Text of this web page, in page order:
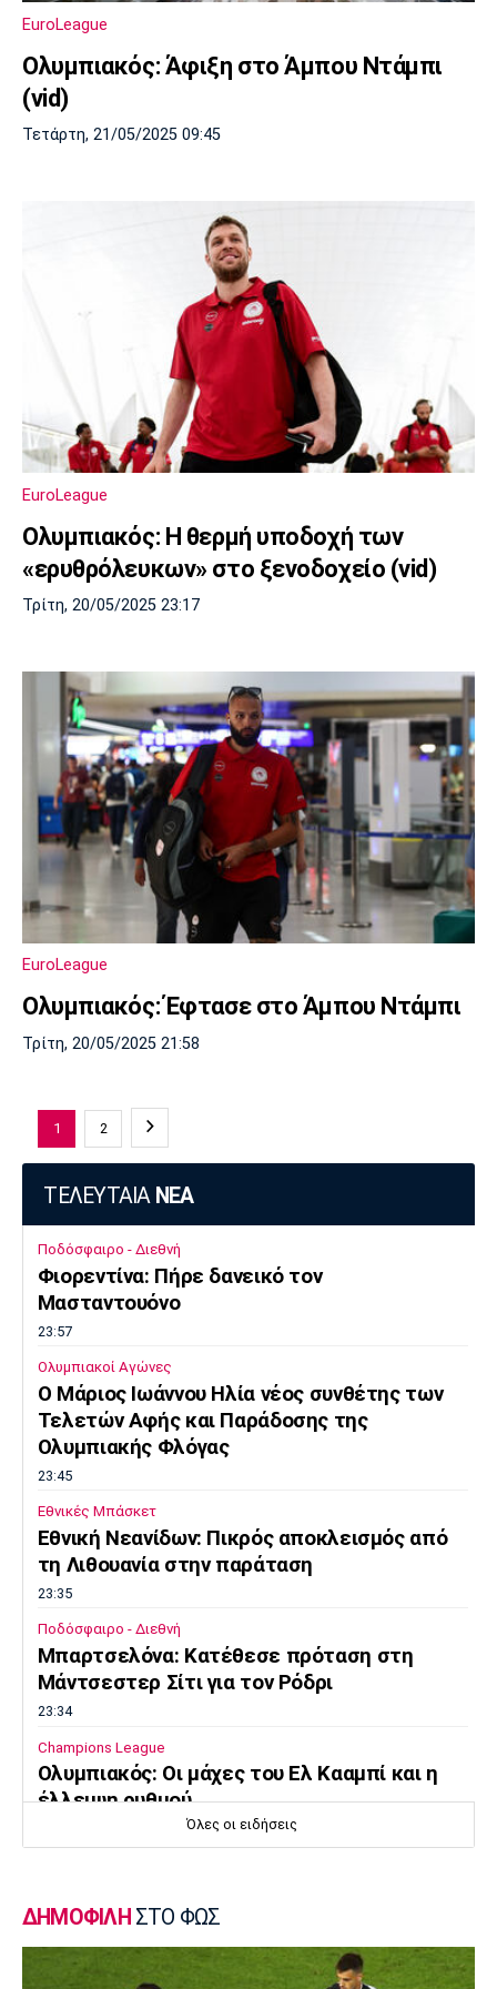
EuroLeague
Ολυμπιακός: Άφιξη στο Άμπου Ντάμπι
(vid)
Τετάρτη, 21/05/2025 09:45
EuroLeague
Ολυμπιακός: Η θερμή υποδοχή των
«ερυθρόλευκων» στο ξενοδοχείο (vid)
Τρίτη, 20/05/2025 23:17
EuroLeague
Ολυμπιακός: Έφτασε στο Άμπου Ντάμπι
Τρίτη, 20/05/2025 21:58
1 2
ΤΕΛΕΥΤΑΙΑ ΝΕΑ
Ποδόσφαιρο - Διεθνή
Φιορεντίνα: Πήρε δανεικό τον
Μασταντουόνο
23:57
Ολυμπιακοί Αγώνες
O Μάριος Ιωάννου Ηλία νέος συνθέτης των
Τελετών Αφής και Παράδοσης της
Ολυμπιακής Φλόγας
23:45
Εθνικές Μπάσκετ
Εθνική Νεανίδων: Πικρός αποκλεισμός από
τη Λιθουανία στην παράταση
23:35
Ποδόσφαιρο - Διεθνή
Μπαρτσελόνα: Κατέθεσε πρόταση στη
Μάντσεστερ Σίτι για τον Ρόδρι
23:34
Champions League
Ολυμπιακός: Οι μάχες του Ελ Κααμπί και η
έλλειψη ρυθμού
23:22
Παγκόσμιο Πρωτάθλημα Κ20: Έκτη θέση για
Όλες οι ειδήσεις
ΔΗΜΟΦΙΛΗ ΣΤΟ ΦΩΣ